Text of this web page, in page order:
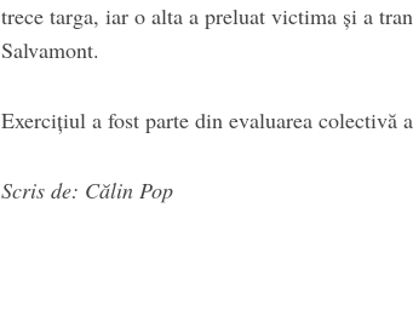
trece targa, iar o alta a preluat victima și a
Salvamont.
Exercițiul a fost parte din evaluarea colectivă
Scris de: Călin Pop